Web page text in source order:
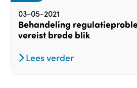
03-05-2021
Behandeling
vereist brede blik
Lees verder